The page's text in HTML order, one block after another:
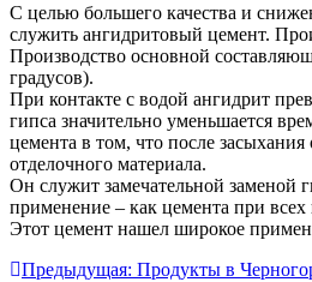
С целью большего качества и
служить ангидритовый цемент.
Производство основной
градусов).
При контакте с водой ангидрит
гипса значительно уменьшается
цемента в том, что после
отделочного материала.
Он служит замечательной заменой
применение – как цемента при всех
Этот цемент нашел широкое
Навигация
Предыдущая: Продукты в